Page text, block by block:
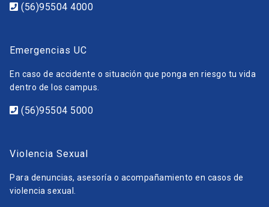
(56)95504 4000
Emergencias UC
En caso de accidente o situación que ponga en riesgo tu vida
dentro de los campus.
(56)95504 5000
Violencia Sexual
Para denuncias, asesoría o acompañamiento en casos de
violencia sexual.